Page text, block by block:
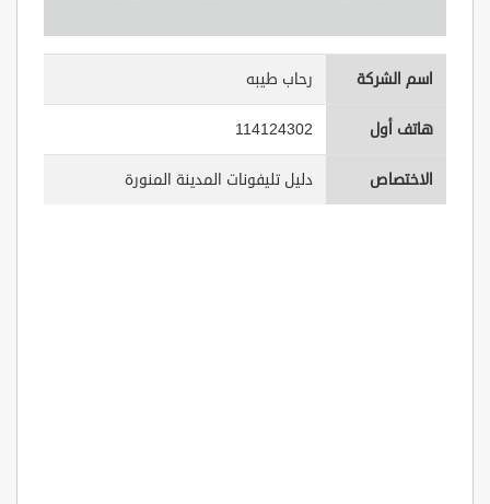
اسم الشركة رحاب طيبه
هاتف أول 114124302
الاختصاص دليل تليفونات المدينة المنورة